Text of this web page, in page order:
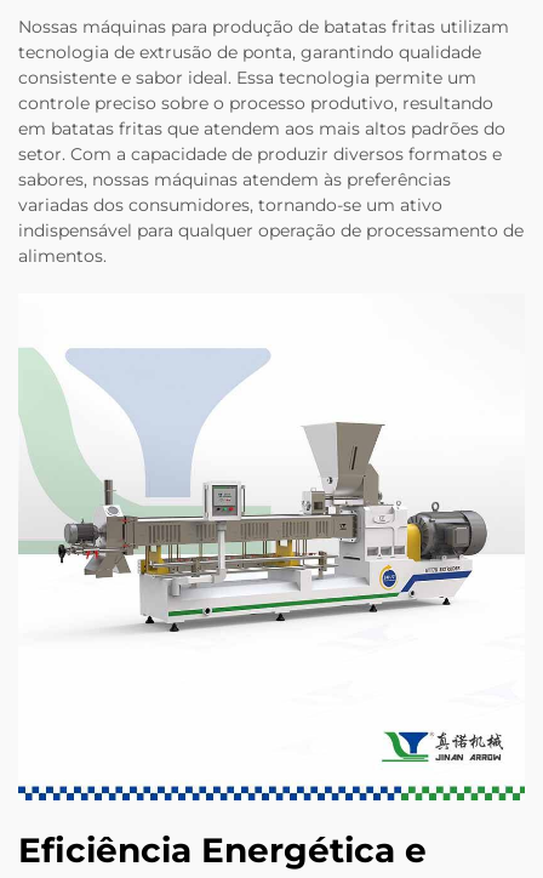
Nossas máquinas para produção de batatas fritas utilizam
tecnologia de extrusão de ponta, garantindo qualidade
consistente e sabor ideal. Essa tecnologia permite um
controle preciso sobre o processo produtivo, resultando
em batatas fritas que atendem aos mais altos padrões do
setor. Com a capacidade de produzir diversos formatos e
sabores, nossas máquinas atendem às preferências
variadas dos consumidores, tornando-se um ativo
indispensável para qualquer operação de processamento de
alimentos.
Eficiência Energética e